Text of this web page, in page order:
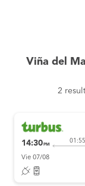
Viña del
2
14:30 PM
Vie 07/08